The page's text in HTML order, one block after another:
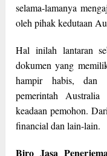
selama-lamanya
oleh pihak kedutaan
Hal inilah lantaran
dokumen yang
hampir habis, dan
pemerintah
keadaan pemohon.
financial dan lain-lain.
Biro Jasa